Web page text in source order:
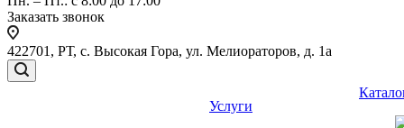
Заказать звонок
422701, РТ, с. Высокая Гора, ул. Мелиораторов, д. 1а
Услуги